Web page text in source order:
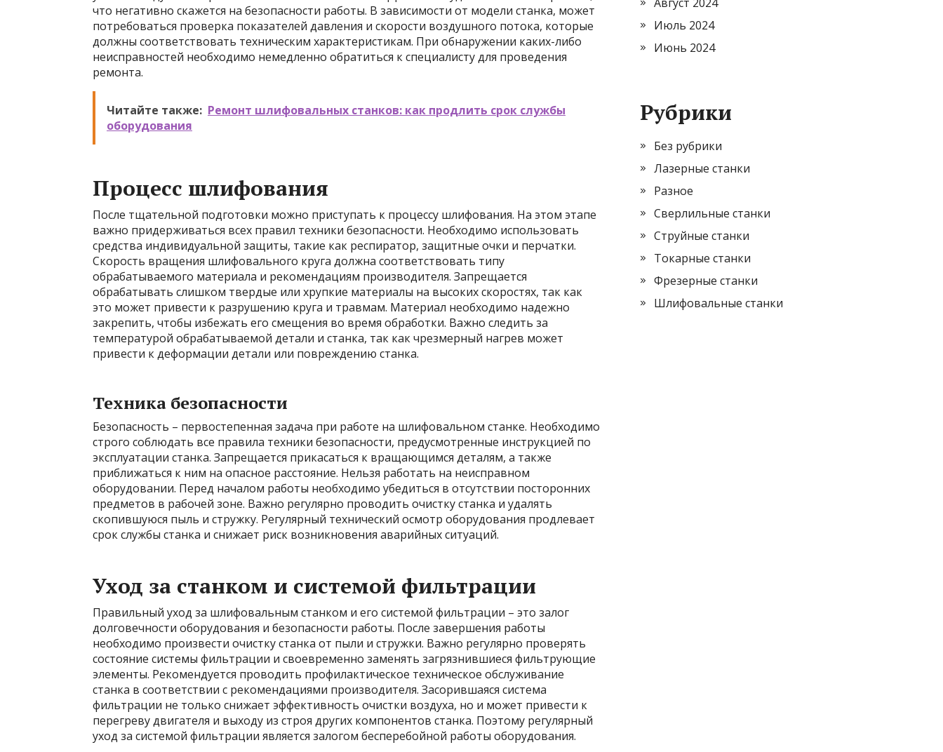
что негативно скажется на безопасности работы. В зависимости от модели станка, может
потребоваться проверка показателей давления и скорости воздушного потока, которые
должны соответствовать техническим характеристикам. При обнаружении каких-либо
неисправностей необходимо немедленно обратиться к специалисту для проведения
ремонта.
Читайте также: Ремонт шлифовальных станков: как продлить срок службы
оборудования
Процесс шлифования
После тщательной подготовки можно приступать к процессу шлифования. На этом этапе
важно придерживаться всех правил техники безопасности. Необходимо использовать
средства индивидуальной защиты, такие как респиратор, защитные очки и перчатки.
Скорость вращения шлифовального круга должна соответствовать типу
обрабатываемого материала и рекомендациям производителя. Запрещается
обрабатывать слишком твердые или хрупкие материалы на высоких скоростях, так как
это может привести к разрушению круга и травмам. Материал необходимо надежно
закрепить, чтобы избежать его смещения во время обработки. Важно следить за
температурой обрабатываемой детали и станка, так как чрезмерный нагрев может
привести к деформации детали или повреждению станка.
Техника безопасности
Безопасность – первостепенная задача при работе на шлифовальном станке. Необходимо
строго соблюдать все правила техники безопасности, предусмотренные инструкцией по
эксплуатации станка. Запрещается прикасаться к вращающимся деталям, а также
приближаться к ним на опасное расстояние. Нельзя работать на неисправном
оборудовании. Перед началом работы необходимо убедиться в отсутствии посторонних
предметов в рабочей зоне. Важно регулярно проводить очистку станка и удалять
скопившуюся пыль и стружку. Регулярный технический осмотр оборудования продлевает
срок службы станка и снижает риск возникновения аварийных ситуаций.
Уход за станком и системой фильтрации
Правильный уход за шлифовальным станком и его системой фильтрации – это залог
долговечности оборудования и безопасности работы. После завершения работы
необходимо произвести очистку станка от пыли и стружки. Важно регулярно проверять
состояние системы фильтрации и своевременно заменять загрязнившиеся фильтрующие
элементы. Рекомендуется проводить профилактическое техническое обслуживание
станка в соответствии с рекомендациями производителя. Засорившаяся система
фильтрации не только снижает эффективность очистки воздуха, но и может привести к
перегреву двигателя и выходу из строя других компонентов станка. Поэтому регулярный
уход за системой фильтрации является залогом бесперебойной работы оборудования.
Июль 2024
Июнь 2024
Рубрики
Без рубрики
Лазерные станки
Разное
Сверлильные станки
Струйные станки
Токарные станки
Фрезерные станки
Шлифовальные станки